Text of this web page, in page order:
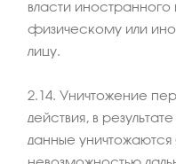
власти
физическому или
лицу.
2.14. Уничтожение
действия, в
данные уничтожаются